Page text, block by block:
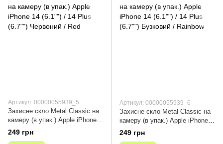
Артикул: 00000055939_5
Захисне скло Metal Classic на
камеру (в упак.) Apple iPhone
14 (6.1"") / 14 Plus (6.7"")
Червоний / Red
249 грн
Артикул: 00000055939_6
Захисне скло Metal Classic на
камеру (в упак.) Apple iPhone
14 (6.1"") / 14 Plus (6.7"")
Бузковий / Rainbow
249 грн